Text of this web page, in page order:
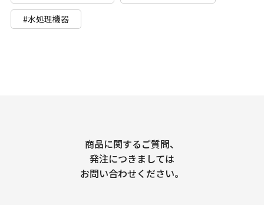
#水処理機器
商品に関するご質問、
発注につきましては
お問い合わせください。